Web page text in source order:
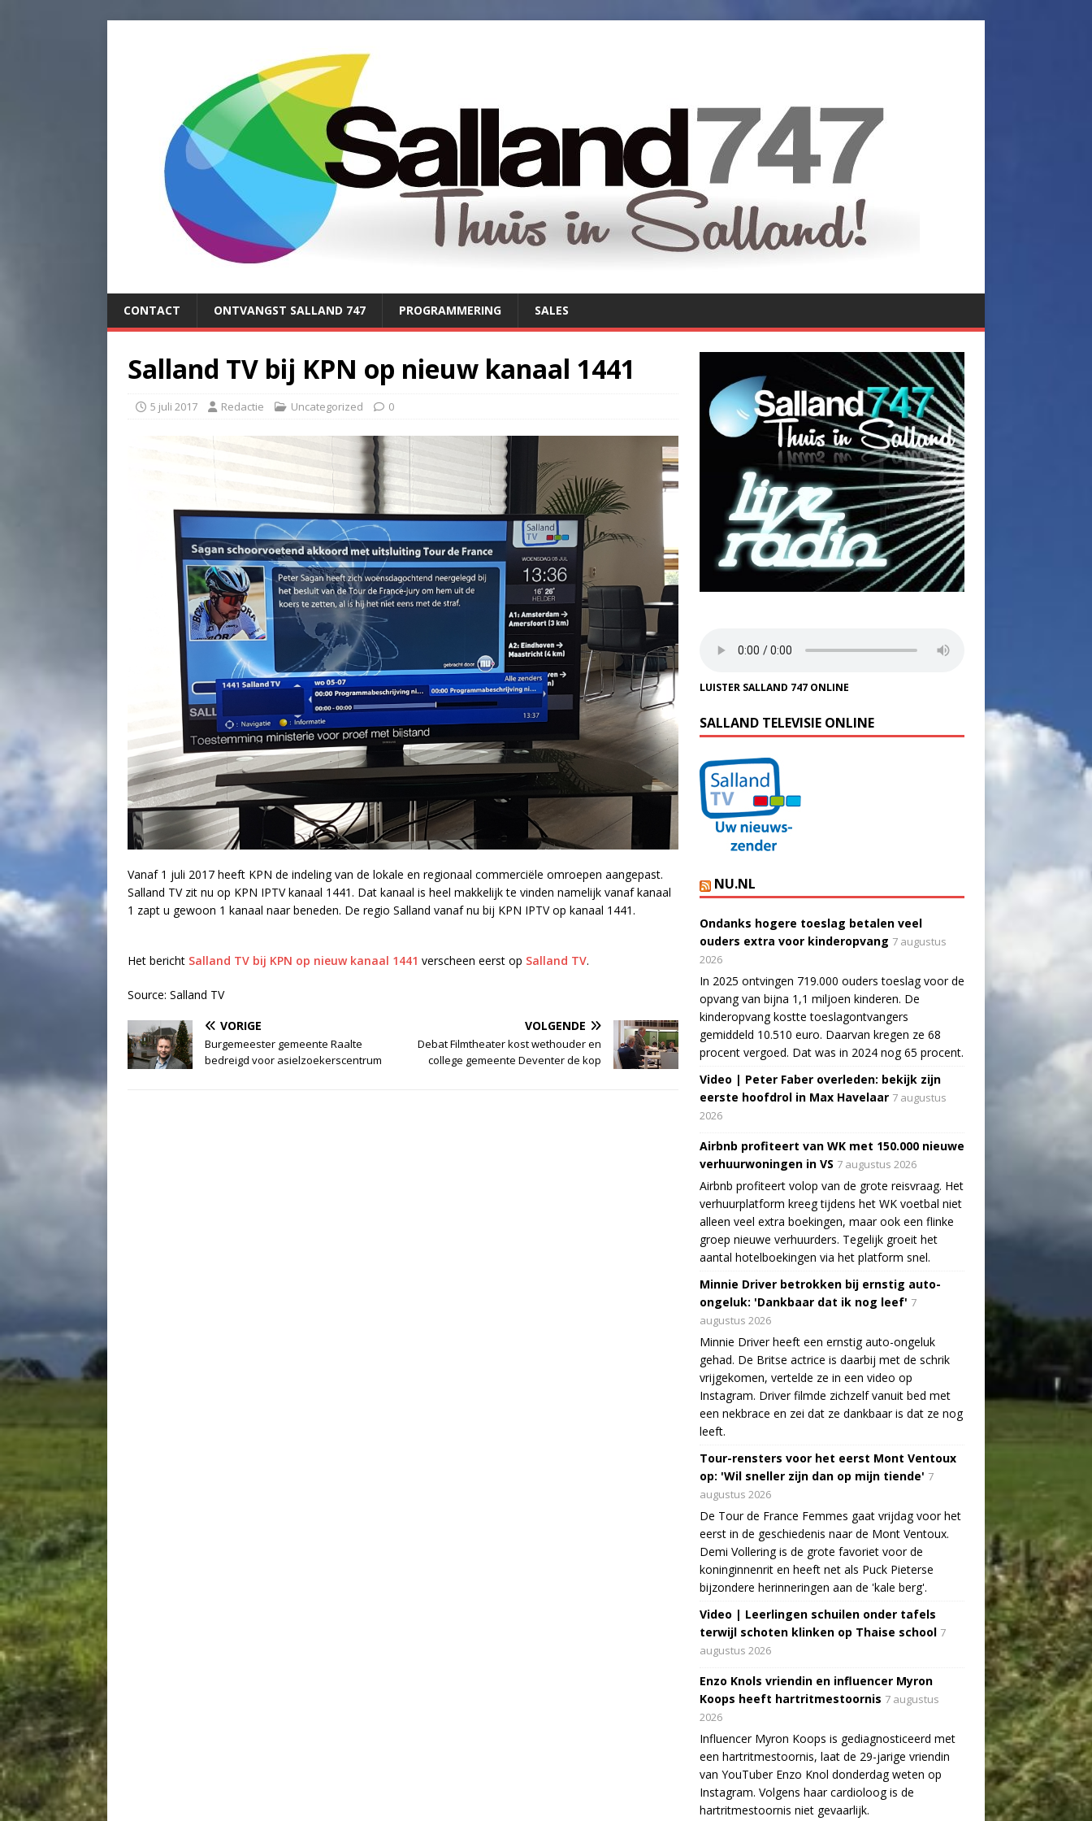
CONTACT ONTVANGST SALLAND 747 PROGRAMMERING SALES
Salland TV bij KPN op nieuw kanaal 1441
5 juli 2017 Redactie Uncategorized 0
Vanaf 1 juli 2017 heeft KPN de indeling van de lokale en regionaal commerciële omroepen aangepast.
Salland TV zit nu op KPN IPTV kanaal 1441. Dat kanaal is heel makkelijk te vinden namelijk vanaf kanaal
1 zapt u gewoon 1 kanaal naar beneden. De regio Salland vanaf nu bij KPN IPTV op kanaal 1441.
Het bericht Salland TV bij KPN op nieuw kanaal 1441 verscheen eerst op Salland TV.
Source: Salland TV
VORIGE
Burgemeester gemeente Raalte
bedreigd voor asielzoekerscentrum
VOLGENDE
Debat Filmtheater kost wethouder en
college gemeente Deventer de kop
LUISTER SALLAND 747 ONLINE
SALLAND TELEVISIE ONLINE
NU.NL
Ondanks hogere toeslag betalen veel
ouders extra voor kinderopvang 7 augustus
2026
In 2025 ontvingen 719.000 ouders toeslag voor de
opvang van bijna 1,1 miljoen kinderen. De
kinderopvang kostte toeslagontvangers
gemiddeld 10.510 euro. Daarvan kregen ze 68
procent vergoed. Dat was in 2024 nog 65 procent.
Video | Peter Faber overleden: bekijk zijn
eerste hoofdrol in Max Havelaar 7 augustus
2026
Airbnb profiteert van WK met 150.000 nieuwe
verhuurwoningen in VS 7 augustus 2026
Airbnb profiteert volop van de grote reisvraag. Het
verhuurplatform kreeg tijdens het WK voetbal niet
alleen veel extra boekingen, maar ook een flinke
groep nieuwe verhuurders. Tegelijk groeit het
aantal hotelboekingen via het platform snel.
Minnie Driver betrokken bij ernstig auto-
ongeluk: 'Dankbaar dat ik nog leef' 7
augustus 2026
Minnie Driver heeft een ernstig auto-ongeluk
gehad. De Britse actrice is daarbij met de schrik
vrijgekomen, vertelde ze in een video op
Instagram. Driver filmde zichzelf vanuit bed met
een nekbrace en zei dat ze dankbaar is dat ze nog
leeft.
Tour-rensters voor het eerst Mont Ventoux
op: 'Wil sneller zijn dan op mijn tiende' 7
augustus 2026
De Tour de France Femmes gaat vrijdag voor het
eerst in de geschiedenis naar de Mont Ventoux.
Demi Vollering is de grote favoriet voor de
koninginnenrit en heeft net als Puck Pieterse
bijzondere herinneringen aan de 'kale berg'.
Video | Leerlingen schuilen onder tafels
terwijl schoten klinken op Thaise school 7
augustus 2026
Enzo Knols vriendin en influencer Myron
Koops heeft hartritmestoornis 7 augustus
2026
Influencer Myron Koops is gediagnosticeerd met
een hartritmestoornis, laat de 29-jarige vriendin
van YouTuber Enzo Knol donderdag weten op
Instagram. Volgens haar cardioloog is de
hartritmestoornis niet gevaarlijk.